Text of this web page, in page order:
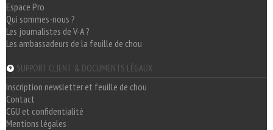
Espace Pro
Qui sommes-nous ?
Les journalistes de V-A ?
Les ambassadeurs de la feuille de chou
SUPPORT CLIENT & DOCUMENTS LÉGAUX
Inscription newsletter et feuille de chou
Contact
CGU et confidentialité
Mentions légales